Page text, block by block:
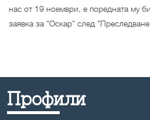
нас от 19 ноември, е поредната му
заявка за "Оскар" след
Профили